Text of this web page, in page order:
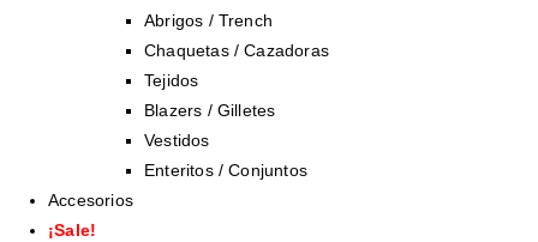
Abrigos / Trench
Chaquetas / Cazadoras
Tejidos
Blazers / Gilletes
Vestidos
Enteritos / Conjuntos
Accesorios
¡Sale!